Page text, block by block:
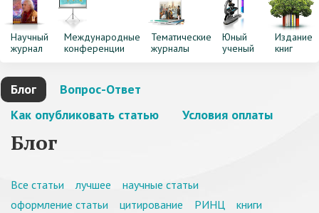
Научный
журнал
Международные
конференции
Тематические
журналы
Юный
ученый
Издание
книг
Блог
Вопрос-Ответ
Как опубликовать статью
Условия оплаты
Блог
Все статьи лучшее
научные статьи
оформление статьи
цитирование РИНЦ
книги